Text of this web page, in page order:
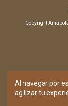
Al navegar por
agilizar tu
Copyright